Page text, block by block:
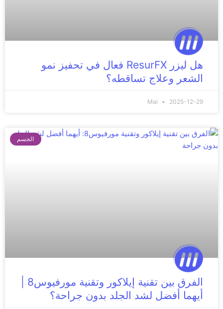
هل ليزر ResurFX فعال في تحفيز نمو
الشعر وعلاج تساقطه؟
Mai 2025-12-29
الجسم
أيهما أفضل لشد الجلد بدون جراحة؟